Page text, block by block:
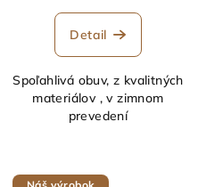
Detail
Spoľahlivá obuv, z kvalitných
materiálov , v zimnom
prevedení